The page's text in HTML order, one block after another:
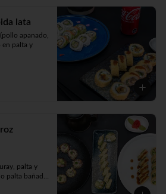
lata
apanado,
en palta y
(champiñón,
palta y
palta bañada